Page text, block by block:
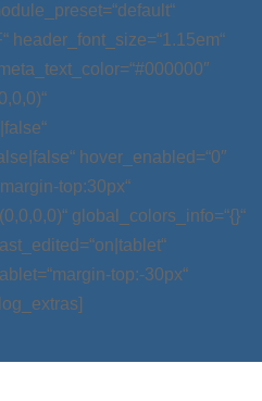
header_font_size=“1.15em“
hover_enabled=“0″
top:30px“
global_colors_info=“{}“
top:-30px“